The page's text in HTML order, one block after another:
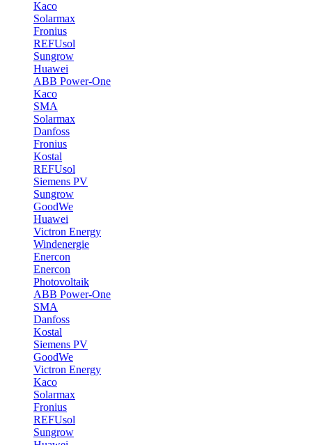
Kaco
Solarmax
Fronius
REFUsol
Sungrow
Huawei
ABB Power-One
Kaco
SMA
Solarmax
Danfoss
Fronius
Kostal
REFUsol
Siemens PV
Sungrow
GoodWe
Huawei
Victron Energy
Windenergie
Enercon
Enercon
Photovoltaik
ABB Power-One
SMA
Danfoss
Kostal
Siemens PV
GoodWe
Victron Energy
Kaco
Solarmax
Fronius
REFUsol
Sungrow